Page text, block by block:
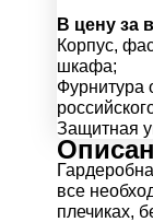
В цену за
Корпус,
шкафа;
Фурнитура
Защитная
все
плечиках,